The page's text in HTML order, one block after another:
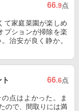
66.9点
て家庭菜園が楽しめ
プションが掃除を楽
治安が良く静か。
66.6点
点はよかった。ま
ので、間取りには満